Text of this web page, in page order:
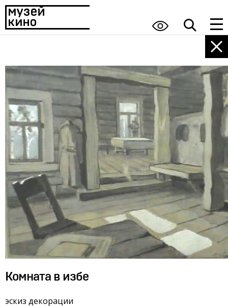
Комната в избе
эскиз декорации